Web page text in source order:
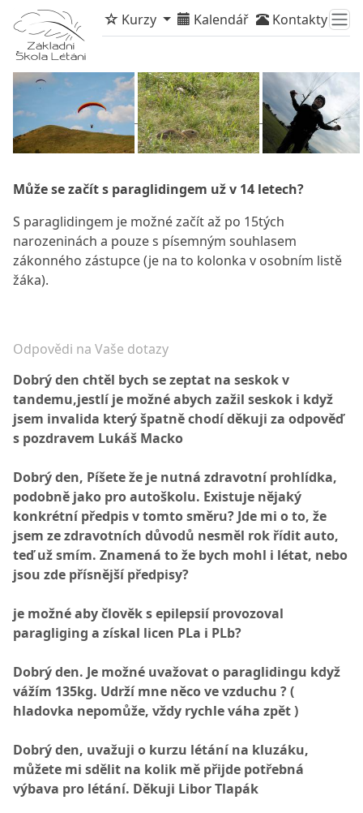
Kurzy Kalendář Kontakty
Odpovědi na Vaše dotazy
Dobrý den chtěl bych se zeptat na seskok v
tandemu,jestlí je možné abych zažil seskok i když
jsem invalida který špatně chodí děkuji za odpověď
s pozdravem Lukáš Macko
Dobrý den, Píšete že je nutná zdravotní prohlídka,
podobně jako pro autoškolu. Existuje nějaký
konkrétní předpis v tomto směru? Jde mi o to, že
jsem ze zdravotních důvodů nesměl rok řídit auto,
teď už smím. Znamená to že bych mohl i létat, nebo
jsou zde přísnější předpisy?
je možné aby člověk s epilepsií provozoval
paragliging a získal licen PLa i PLb?
Dobrý den. Je možné uvažovat o paraglidingu když
vážím 135kg. Udrží mne něco ve vzduchu ? (
hladovka nepomůže, vždy rychle váha zpět )
Dobrý den, uvažuji o kurzu létání na kluzáku,
můžete mi sdělit na kolik mě přijde potřebná
výbava pro létání. Děkuji Libor Tlapák
Může se začít s paraglidingem už v 14 letech?
S paraglidingem je možné začít až po 15tých
narozeninách a pouze s písemným souhlasem
zákonného zástupce (je na to kolonka v osobním listě
žáka).